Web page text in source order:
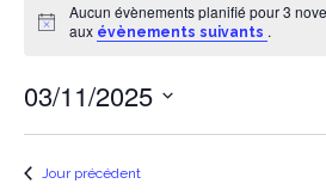
Notice
Aucun évènements planifié pour 3
aux évènements suivants .
03/11/2025
Sélectionnez
uneJour précédent